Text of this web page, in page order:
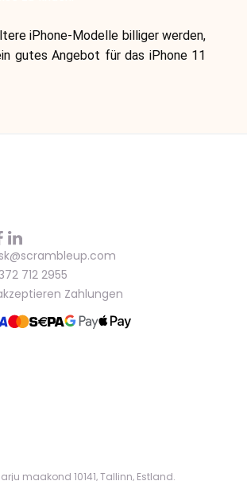
+372 712 2955
iPhone-Modelle billiger werden,
gutes Angebot für das iPhone 11
712 2955
Zahlungen
maakond 10141, Tallinn, Estland.